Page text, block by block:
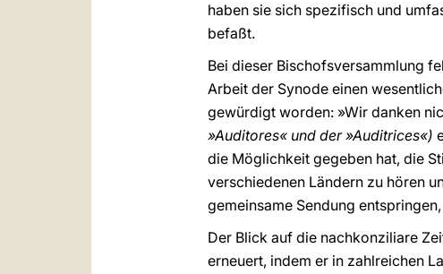
haben sie sich spezifisch und
befaßt.
Bei dieser Bischofsversammlung
Arbeit der Synode einen
gewürdigt worden: »Wir danken
»Auditores« und der »Auditrices«)
die Möglichkeit gegeben hat, die
verschiedenen Ländern zu hören
gemeinsame Sendung
Der Blick auf die nachkonziliare
erneuert, indem er in zahlreichen